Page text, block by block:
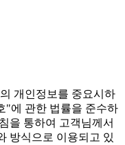
개인정보를 중요시하
"에 관한 법률을 준수하
을 통하여 고객님께서
방식으로 이용되고 있